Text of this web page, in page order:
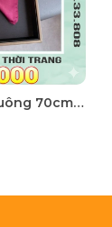
Khăn Phụ Kiện Lụa Vuông 70cm - Thế Giới Khăn Đẹp C1062_3